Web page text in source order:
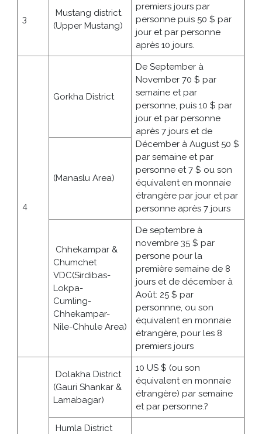
3
Mustang district.
(Upper Mustang)
premiers jours par
personne puis 50 $ par
jour et par personne
après 10 jours.
4
Gorkha District
De September à
November 70 $ par
semaine et par
personne, puis 10 $ par
jour et par personne
après 7 jours et de
Décember à August 50 $
par semaine et par
personne et 7 $ ou son
équivalent en monnaie
étrangère par jour et par
personne après 7 jours
(Manaslu Area)
Chhekampar &
Chumchet
VDC(Sirdibas-
Lokpa-
Cumling-
Chhekampar-
Nile-Chhule Area)
De septembre à
novembre 35 $ par
persone pour la
première semaine de 8
jours et de décember à
Août: 25 $ par
personnne, ou son
équivalent en monnaie
étrangère, pour les 8
premiers jours
Dolakha District
(Gauri Shankar &
Lamabagar)
10 US $ (ou son
équivalent en monnaie
étrangère) par semaine
et par personne.?
Humla District